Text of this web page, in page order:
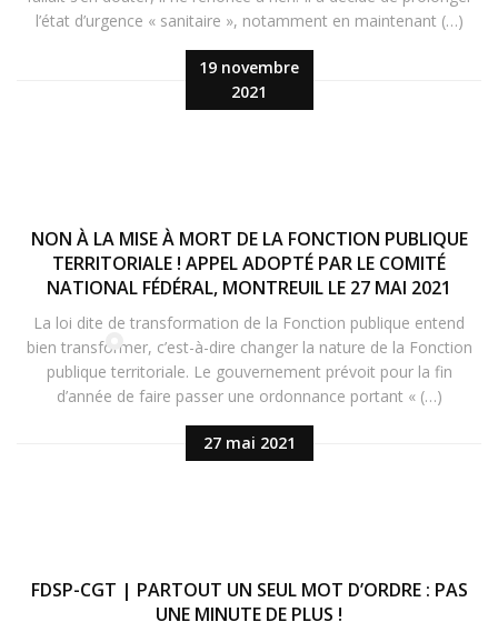
19 novembre
2021
l’état d’urgence « sanitaire », notamment en maintenant (…)
27 mai 2021
NON À LA MISE À MORT DE LA FONCTION PUBLIQUE
TERRITORIALE ! APPEL ADOPTÉ PAR LE COMITÉ
NATIONAL FÉDÉRAL, MONTREUIL LE 27 MAI 2021
La loi dite de transformation de la Fonction publique entend
bien transformer, c’est-à-dire changer la nature de la Fonction
publique territoriale. Le gouvernement prévoit pour la fin
d’année de faire passer une ordonnance portant « (…)
FDSP-CGT | PARTOUT UN SEUL MOT D’ORDRE : PAS
UNE MINUTE DE PLUS !